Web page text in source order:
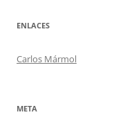
ENLACES
Carlos Mármol
META